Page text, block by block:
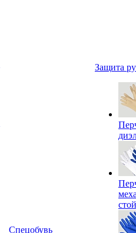
Спецобувь
Защита